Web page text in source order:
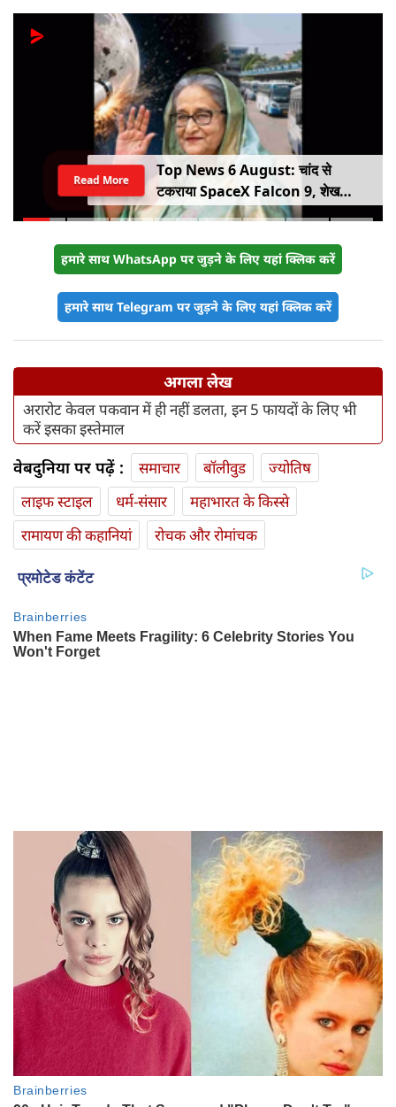
Top News 6 August: चांद से
टकराया SpaceX Falcon 9, शेख
हसीना की घर वापसी का ऐलान, MP में बस
Read More
हमारे साथ WhatsApp पर जुड़ने के लिए यहां क्लिक करें
हमारे साथ Telegram पर जुड़ने के लिए यहां क्लिक करें
अगला लेख
अरारोट केवल पकवान में ही नहीं डलता, इन 5 फायदों के लिए भी
करें इसका इस्तेमाल
वेबदुनिया पर पढ़ें : समाचार बॉलीवुड
ज्योतिष
लाइफ स्‍टाइल
धर्म-संसार
महाभारत के किस्से
रामायण की कहानियां
रोचक और रोमांचक